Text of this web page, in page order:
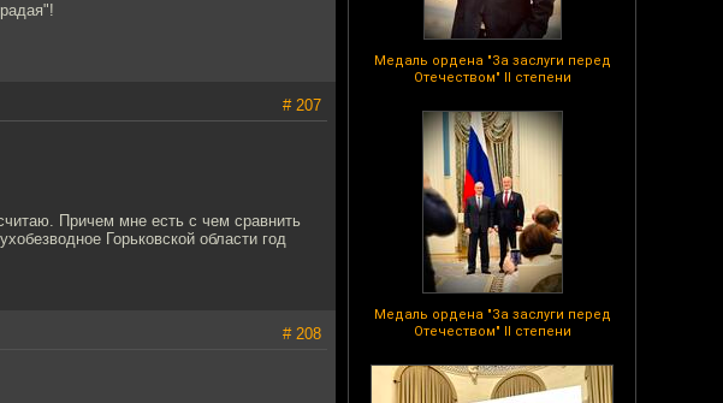
Медаль ордена "За заслуги перед
Отечеством" II степени
Медаль ордена "За заслуги перед
Отечеством" II степени
# 207
Причем мне есть с чем сравнить
Горьковской области год
# 208